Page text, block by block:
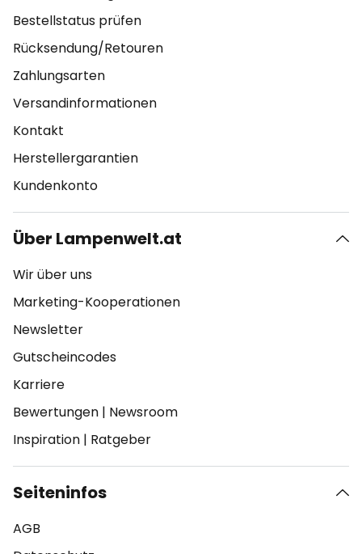
Bestellstatus prüfen
Rücksendung/Retouren
Zahlungsarten
Versandinformationen
Kontakt
Herstellergarantien
Kundenkonto
Über Lampenwelt.at
Wir über uns
Marketing-Kooperationen
Newsletter
Gutscheincodes
Karriere
Bewertungen | Newsroom
Inspiration | Ratgeber
Seiteninfos
AGB